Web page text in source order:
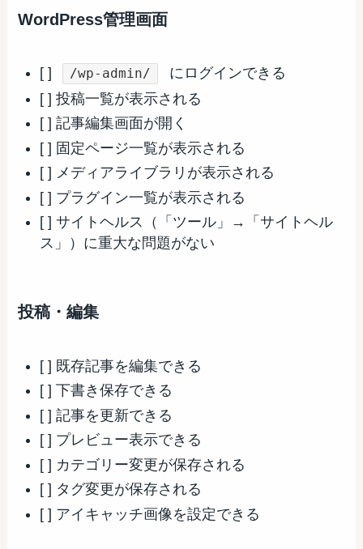
WordPress管理画面
[ ] /wp-admin/
にログインできる
[ ] 投稿一覧が表示される
[ ] 記事編集画面が開く
[ ] 固定ページ一覧が表示される
[ ] メディアライブラリが表示される
[ ] プラグイン一覧が表示される
[ ] サイトヘルス（「ツール」→「サイトヘル
ス」）に重大な問題がない
投稿・編集
[ ] 既存記事を編集できる
[ ] 下書き保存できる
[ ] 記事を更新できる
[ ] プレビュー表示できる
[ ] カテゴリー変更が保存される
[ ] タグ変更が保存される
[ ] アイキャッチ画像を設定できる